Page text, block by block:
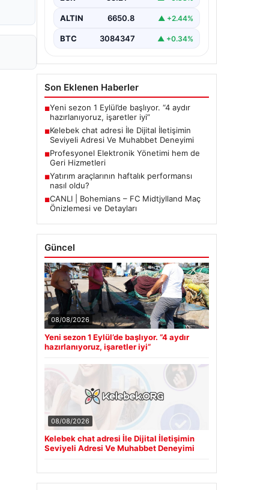
bir biçimde bağlantı kurması ciddi bir
çeşitli…
ALTIN 6650.8 ▲ +2.44%
BTC 3084347 ▲ +0.34%
Son Eklenen Haberler
■Yeni sezon 1 Eylül’de başlıyor. “4 aydır
hazırlanıyoruz, işaretler iyi”
■Kelebek chat adresi İle Dijital İletişimin
Seviyeli Adresi Ve Muhabbet Deneyimi
■Profesyonel Elektronik Yönetimi hem de
Geri Hizmetleri
■Yatırım araçlarının haftalık performansı
nasıl oldu?
■CANLI | Bohemians – FC Midtjylland Maç
Önizlemesi ve Detayları
Güncel
08/08/2026
Yeni sezon 1 Eylül’de başlıyor. “4 aydır
hazırlanıyoruz, işaretler iyi”
08/08/2026
Kelebek chat adresi İle Dijital İletişimin
Seviyeli Adresi Ve Muhabbet Deneyimi